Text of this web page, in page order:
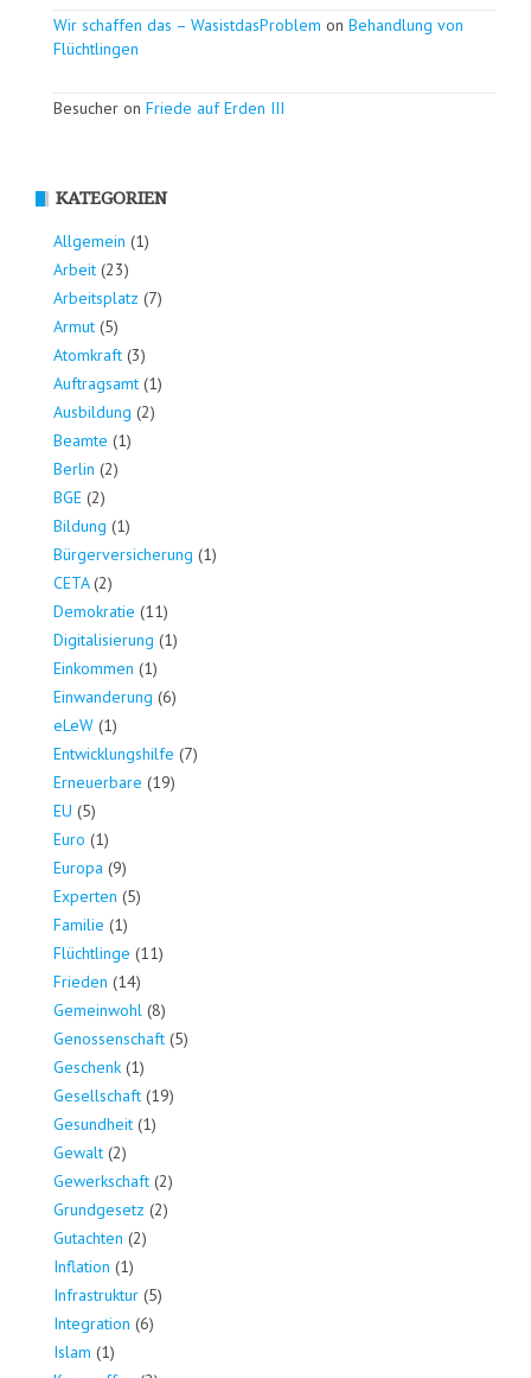
Wir schaffen das – WasistdasProblem on Behandlung von
Flüchtlingen
Besucher on Friede auf Erden III
KATEGORIEN
Allgemein (1)
Arbeit (23)
Arbeitsplatz (7)
Armut (5)
Atomkraft (3)
Auftragsamt (1)
Ausbildung (2)
Beamte (1)
Berlin (2)
BGE (2)
Bildung (1)
Bürgerversicherung (1)
CETA(2)
Demokratie (11)
Digitalisierung (1)
Einkommen (1)
Einwanderung (6)
eLeW (1)
Entwicklungshilfe (7)
Erneuerbare (19)
EU (5)
Euro (1)
Europa (9)
Experten (5)
Familie (1)
Flüchtlinge (11)
Frieden (14)
Gemeinwohl (8)
Genossenschaft (5)
Geschenk (1)
Gesellschaft (19)
Gesundheit (1)
Gewalt (2)
Gewerkschaft (2)
Grundgesetz (2)
Gutachten (2)
Inflation (1)
Infrastruktur (5)
Integration (6)
Islam (1)